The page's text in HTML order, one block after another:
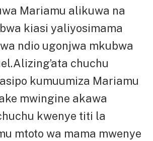
Mariamu alikuwa na
kiasi yaliyosimama
ndio ugonjwa mkubwa
chuchu
kumuumiza Mariamu
mwingine akawa
kwenye titi la
mtoto wa mama mwenye